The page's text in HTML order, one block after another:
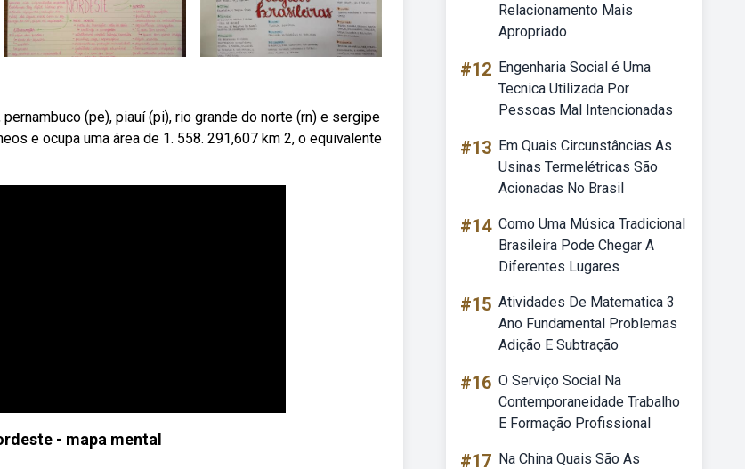
(pe), piauí (pi), rio grande do norte (rn) e sergipe
e ocupa uma área de 1. 558. 291,607 km 2, o equivalente
- mapa mental
Relacionamento Mais
Apropriado
#12 Engenharia Social é Uma
Tecnica Utilizada Por
Pessoas Mal Intencionadas
#13 Em Quais Circunstâncias As
Usinas Termelétricas São
Acionadas No Brasil
#14 Como Uma Música Tradicional
Brasileira Pode Chegar A
Diferentes Lugares
#15 Atividades De Matematica 3
Ano Fundamental Problemas
Adição E Subtração
#16 O Serviço Social Na
Contemporaneidade Trabalho
E Formação Profissional
#17 Na China Quais São As